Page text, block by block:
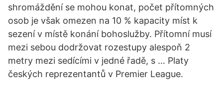
shromáždění se mohou konat, počet přítomných
osob je však omezen na 10 % kapacity míst k
sezení v místě konání bohoslužby. Přítomní musí
mezi sebou dodržovat rozestupy alespoň 2
metry mezi sedícími v jedné řadě, s … Platy
českých reprezentantů v Premier League.